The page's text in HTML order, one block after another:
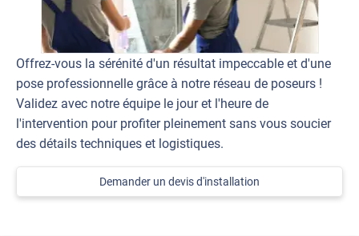
Offrez-vous la sérénité d'un résultat impeccable et d'une
pose professionnelle grâce à notre réseau de poseurs !
Validez avec notre équipe le jour et l'heure de
l'intervention pour profiter pleinement sans vous soucier
des détails techniques et logistiques.
Demander un devis d'installation